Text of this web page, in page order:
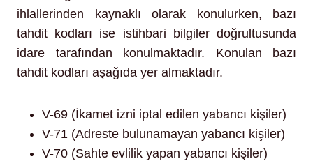
ihlallerinden kaynaklı olarak konulurken, bazı
tahdit kodları ise istihbari bilgiler doğrultusunda
idare tarafından konulmaktadır. Konulan bazı
tahdit kodları aşağıda yer almaktadır.
V-69 (İkamet izni iptal edilen yabancı kişiler)
V-71 (Adreste bulunamayan yabancı kişiler)
V-70 (Sahte evlilik yapan yabancı kişiler)